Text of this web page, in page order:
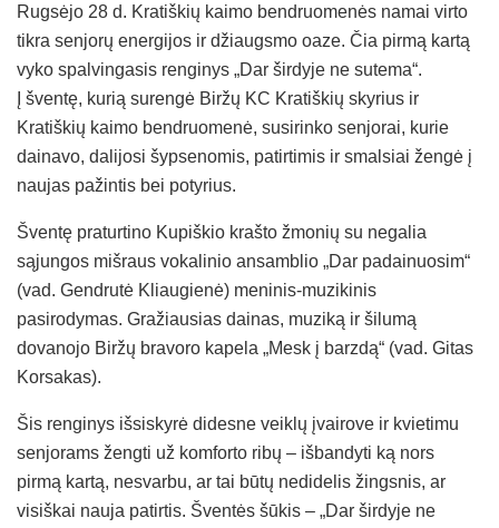
Rugsėjo 28 d. Kratiškių kaimo bendruomenės namai virto
tikra senjorų energijos ir džiaugsmo oaze. Čia pirmą kartą
vyko spalvingasis renginys „Dar širdyje ne sutema“.
Į šventę, kurią surengė Biržų KC Kratiškių skyrius ir
Kratiškių kaimo bendruomenė, susirinko senjorai, kurie
dainavo, dalijosi šypsenomis, patirtimis ir smalsiai žengė į
naujas pažintis bei potyrius.
Šventę praturtino Kupiškio krašto žmonių su negalia
sąjungos mišraus vokalinio ansamblio „Dar padainuosim“
(vad. Gendrutė Kliaugienė) meninis-muzikinis
pasirodymas. Gražiausias dainas, muziką ir šilumą
dovanojo Biržų bravoro kapela „Mesk į barzdą“ (vad. Gitas
Korsakas).
Šis renginys išsiskyrė didesne veiklų įvairove ir kvietimu
senjorams žengti už komforto ribų – išbandyti ką nors
pirmą kartą, nesvarbu, ar tai būtų nedidelis žingsnis, ar
visiškai nauja patirtis. Šventės šūkis – „Dar širdyje ne